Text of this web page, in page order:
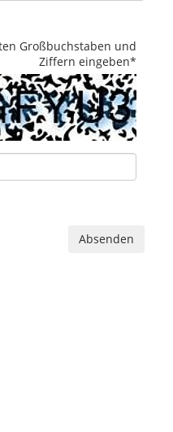
Großbuchstaben und
Ziffern eingeben*
Absenden